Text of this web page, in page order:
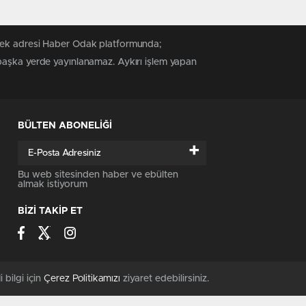
adresi Haber Odak platformunda;
yerde yayınlanamaz. Aykırı işlem yapan
BÜLTEN ABONELİĞİ
+
Bu web sitesinden haber ve ebülten
almak istiyorum
BİZİ TAKİP ET
bilgi için Çerez Politikamızı ziyaret edebilirsiniz.